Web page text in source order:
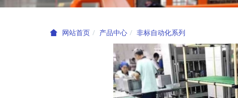
网站首页 产品中心 非标自动化系列